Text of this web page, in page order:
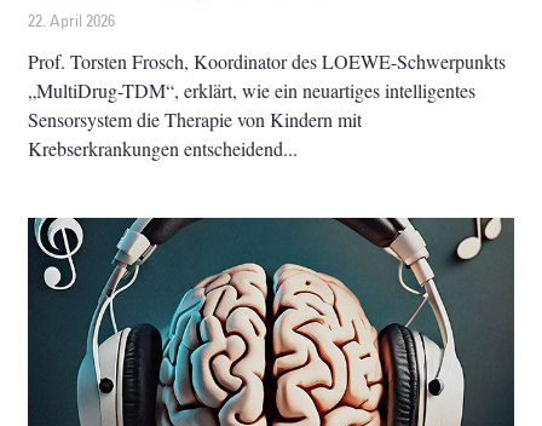
22. April 2026
Prof. Torsten Frosch, Koordinator des LOEWE-Schwerpunkts
„MultiDrug-TDM“, erklärt, wie ein neuartiges intelligentes
Sensorsystem die Therapie von Kindern mit
Krebserkrankungen entscheidend